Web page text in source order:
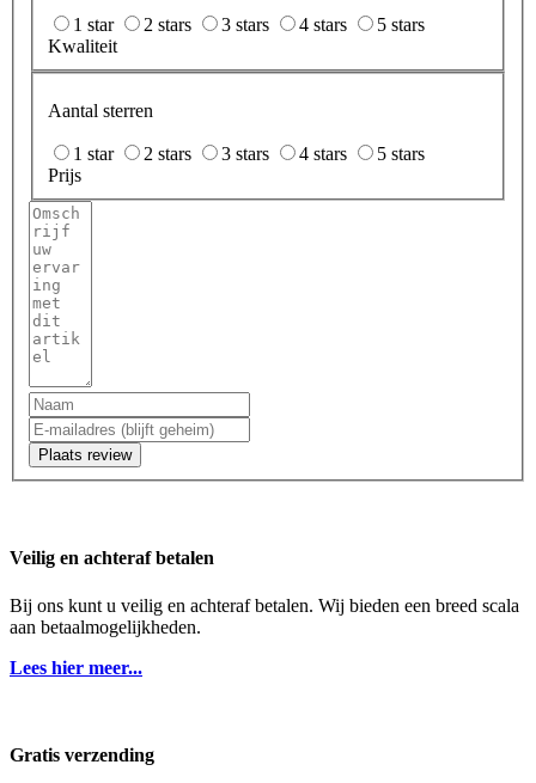
1 star 2 stars 3 stars 4 stars
5 stars
Kwaliteit
Aantal sterren
1 star 2 stars 3 stars 4 stars
5 stars
Prijs
Plaats review
Veilig en achteraf betalen
Bij ons kunt u veilig en achteraf betalen. Wij bieden een breed scala
aan betaalmogelijkheden.
Lees hier meer...
Gratis verzending